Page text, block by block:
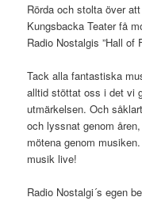
Rörda och stolta över
Kungsbacka Teater få
Radio Nostalgis ”Hall of
Tack alla fantastiska
alltid stöttat oss i det vi
utmärkelsen. Och
och lyssnat genom
mötena genom
musik live!
Radio Nostalgi´s egen